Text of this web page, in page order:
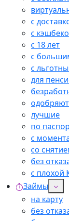
с
с
с 18 лет
с
с
для
лучшие
по
с
со
без
с плохой
Займы
на карту
без